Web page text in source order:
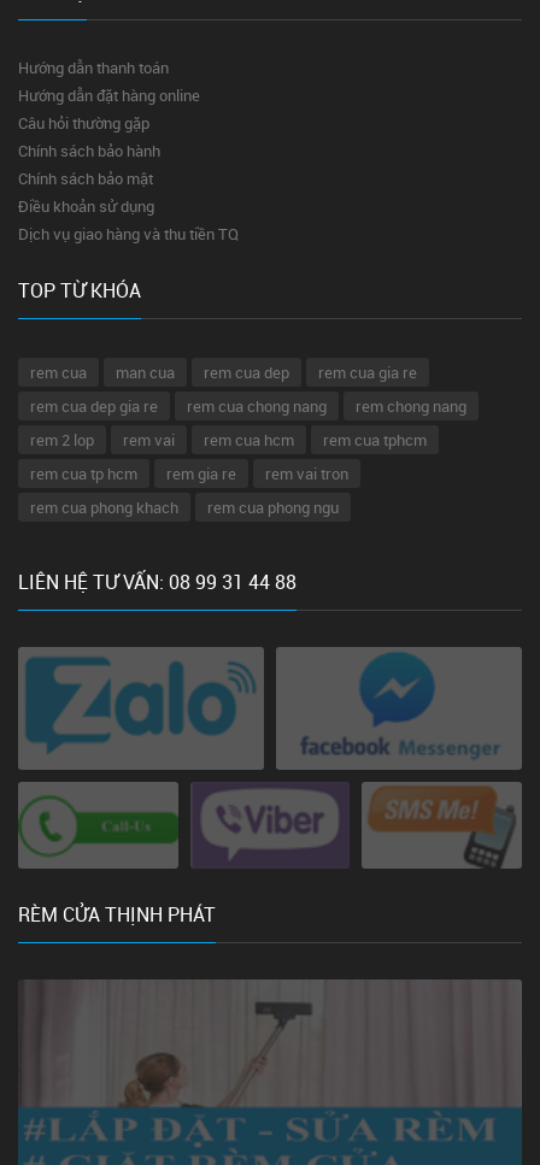
Hướng dẫn thanh toán
Hướng dẫn đặt hàng online
Câu hỏi thường gặp
Chính sách bảo hành
Chính sách bảo mật
Điều khoản sử dụng
Dịch vụ giao hàng và thu tiền TQ
TOP TỪ KHÓA
rem cua man cua rem cua dep
rem cua gia re
rem cua dep gia re
rem cua chong nang
rem chong nang
rem 2 lop
rem vai rem cua hcm
rem cua tphcm
rem cua tp hcm
rem gia re
rem vai tron
rem cua phong khach
rem cua phong ngu
LIÊN HỆ TƯ VẤN: 08 99 31 44 88
RÈM CỬA THỊNH PHÁT